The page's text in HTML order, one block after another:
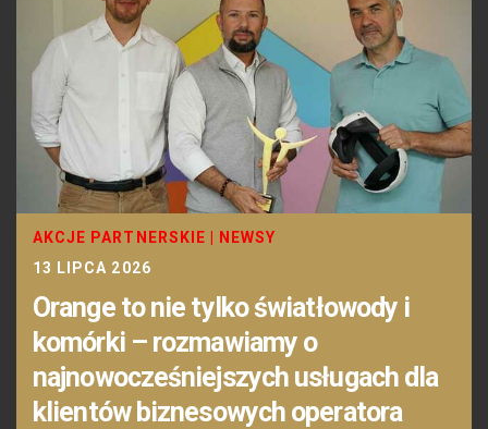
AKCJE PARTNERSKIE
NEWSY
13 LIPCA 2026
Orange to nie tylko światłowody i
komórki – rozmawiamy o
najnowocześniejszych usługach dla
klientów biznesowych operatora